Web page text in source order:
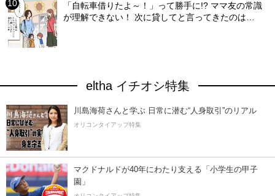
「自転車借りたよ～！」って勝手に!? ママ友の常識
が理解できない！ 次に貸してと言ってきたのは…
eltha イチオシ特集
川島海荷さんと学ぶ 日常に潜む“人身取引”のリアル
オリコンタイアップ特集
マクドナルドが40年にわたり支える「小学生の甲子
園」